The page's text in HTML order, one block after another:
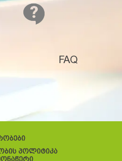
FAQ
პოლიტიკა